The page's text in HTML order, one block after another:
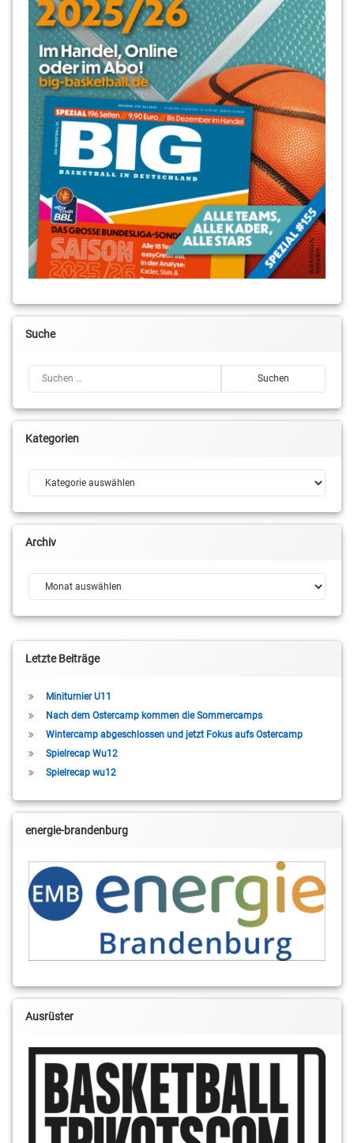
WSG Königs
Wusterhausen
Suche
Kategorien
Kategorien
Archiv
Archiv
Letzte Beiträge
Miniturnier U11
Nach dem Ostercamp kommen die Sommercamps
Wintercamp abgeschlossen und jetzt Fokus aufs Ostercamp
Spielrecap Wu12
Spielrecap wu12
energie-brandenburg
Ausrüster